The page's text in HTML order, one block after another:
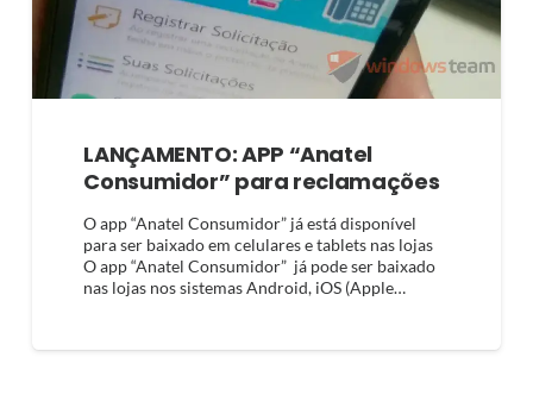
LANÇAMENTO: APP “Anatel
Consumidor” para reclamações
O app “Anatel Consumidor” já está disponível
para ser baixado em celulares e tablets nas lojas
O app “Anatel Consumidor” já pode ser baixado
nas lojas nos sistemas Android, iOS (Apple…